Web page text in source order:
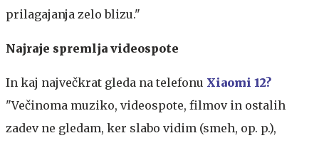
prilagajanja zelo blizu."
Najraje spremlja videospote
In kaj največkrat gleda na telefonu Xiaomi 12?
"Večinoma muziko, videospote, filmov in ostalih
zadev ne gledam, ker slabo vidim (smeh, op. p.),